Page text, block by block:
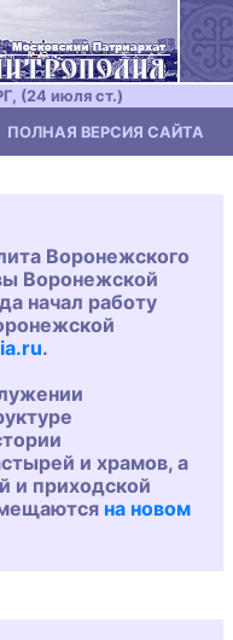
(24 июля ст.)
ПОЛНАЯ ВЕРСИЯ САЙТА
Воронежского
Воронежской
начал работу
.
и храмов, а
и приходской
на новом